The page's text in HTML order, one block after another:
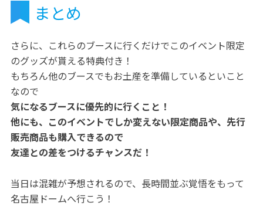
まとめ
さらに、これらのブースに行くだけでこのイベント限定
のグッズが貰える特典付き！
もちろん他のブースでもお土産を準備しているといこと
なので
気になるブースに優先的に行くこと！
他にも、このイベントでしか変えない限定商品や、先行
販売商品も購入できるので
友達との差をつけるチャンスだ！
当日は混雑が予想されるので、長時間並ぶ覚悟をもって
名古屋ドームへ行こう！